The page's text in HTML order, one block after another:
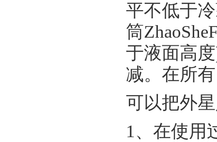
平不低于
筒
于液面高
减。在所有
可以把外
1、在使用